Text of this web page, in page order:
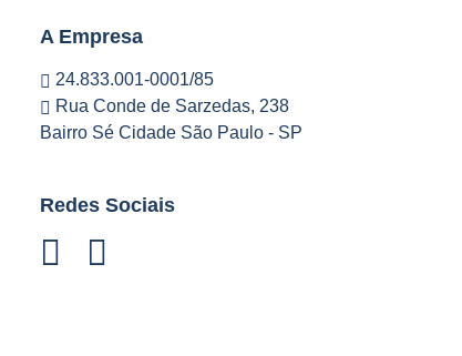
A Empresa
24.833.001-0001/85
Rua Conde de Sarzedas, 238
Bairro Sé Cidade São Paulo - SP
Redes Sociais